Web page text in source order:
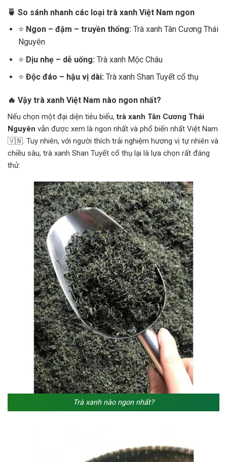
🍵 So sánh nhanh các loại trà xanh Việt Nam ngon
⭐ Ngon – đậm – truyền thống:Trà xanh Tân Cương Thái
Nguyên
⭐ Dịu nhẹ – dễ uống: Trà xanh Mộc Châu
⭐ Độc đáo – hậu vị dài:Trà xanh Shan Tuyết cổ thụ
🔥 Vậy trà xanh Việt Nam nào ngon nhất?
Nếu chọn một đại diện tiêu biểu,trà xanh Tân Cương Thái
Nguyên vẫn được xem là ngon nhất và phổ biến nhất Việt Nam
🇻🇳. Tuy nhiên, với người thích trải nghiệm hương vị tự nhiên và
chiều sâu, trà xanh Shan Tuyết cổ thụ lại là lựa chọn rất đáng
thử.
Trà xanh nào ngon nhất?